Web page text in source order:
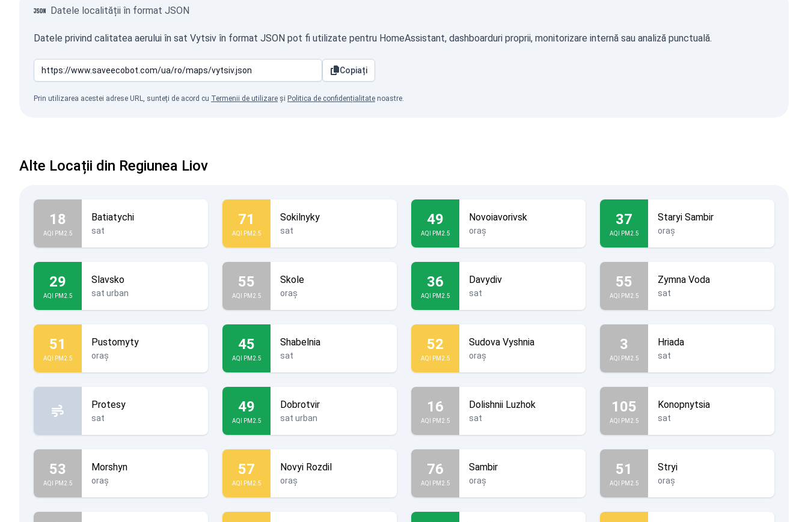
Datele localității în format JSON
Datele privind calitatea aerului în sat Vytsiv în format JSON pot fi utilizate pentru HomeAssistant, dashboarduri proprii, monitorizare internă sau analiză punctuală.
Copiați
Prin utilizarea acestei adrese URL, sunteți de acord cu Termenii de utilizare și Politica de confidențialitate noastre.
Alte Locații din Regiunea Liov
18
AQI PM2.5
Batiatychi
sat
71
AQI PM2.5
Sokilnyky
sat
49
AQI PM2.5
Novoiavorivsk
oraș
37
AQI PM2.5
Staryi Sambir
oraș
29
AQI PM2.5
Slavsko
sat urban
55
AQI PM2.5
Skole
oraș
36
AQI PM2.5
Davydiv
sat
55
AQI PM2.5
Zymna Voda
sat
51
AQI PM2.5
Pustomyty
oraș
45
AQI PM2.5
Shabelnia
sat
52
AQI PM2.5
Sudova Vyshnia
oraș
3
AQI PM2.5
Hriada
sat
Protesy
sat
49
AQI PM2.5
Dobrotvir
sat urban
16
AQI PM2.5
Dolishnii Luzhok
sat
105
AQI PM2.5
Konopnytsia
sat
53
AQI PM2.5
Morshyn
oraș
57
AQI PM2.5
Novyi Rozdil
oraș
76
AQI PM2.5
Sambir
oraș
51
AQI PM2.5
Stryi
oraș